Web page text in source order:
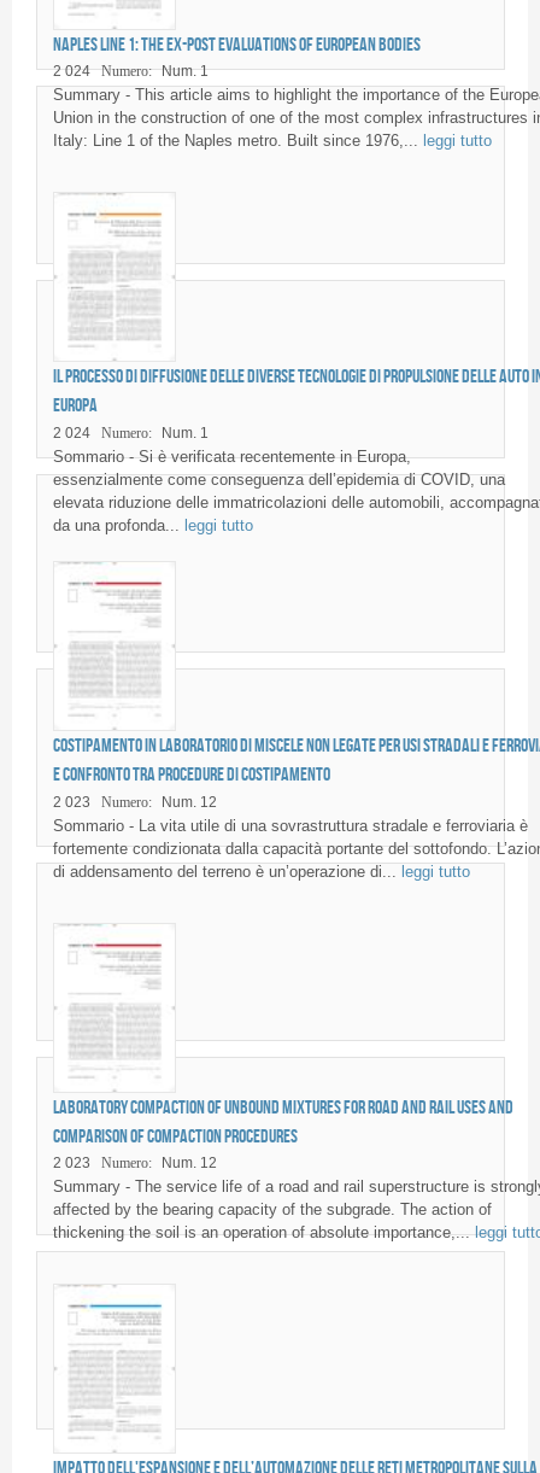
Naples Line 1: the ex-post evaluations of European bodies
2 024 Numero: Num. 1
Summary - This article aims to highlight the importance of the
Union in the construction of one of the most complex infrastructures
Italy: Line 1 of the Naples metro. Built since 1976,... leggi tutto
Il processo di diffusione delle diverse tecnologie di propulsione delle auto
Europa
2 024 Numero: Num. 1
Sommario - Si è verificata recentemente in Europa,
essenzialmente come conseguenza dell’epidemia di COVID, una
elevata riduzione delle immatricolazioni delle automobili,
da una profonda... leggi tutto
Costipamento in laboratorio di miscele non legate per usi stradali e
e confronto tra procedure di costipamento
2 023 Numero: Num. 12
Sommario - La vita utile di una sovrastruttura stradale e ferroviaria è
fortemente condizionata dalla capacità portante del sottofondo.
di addensamento del terreno è un’operazione di... leggi tutto
Laboratory compaction of unbound mixtures for road and rail uses and
comparison of compaction procedures
2 023 Numero: Num. 12
Summary - The service life of a road and rail superstructure is
affected by the bearing capacity of the subgrade. The action of
thickening the soil is an operation of absolute importance,...leggi
Impatto dell'espansione e dell’automazione delle reti metropolitane sulla